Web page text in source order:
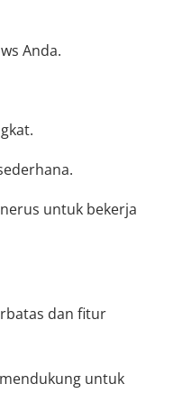
Anda.
untuk bekerja
dan fitur
untuk